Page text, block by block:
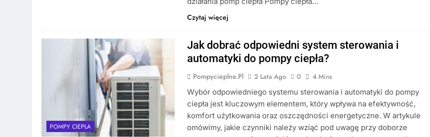
Czytaj więcej
POMPY CIEPŁA
Jak dobrać odpowiedni system sterowania i
automatyki do pompy ciepła?
Pompycieplne.pl 2 Lata Ago 0
4 Mins
Wybór odpowiedniego systemu sterowania i automatyki do pompy
ciepła jest kluczowym elementem, który wpływa na efektywność,
komfort użytkowania oraz oszczędności energetyczne. W artykule
omówimy, jakie czynniki należy wziąć pod uwagę przy doborze